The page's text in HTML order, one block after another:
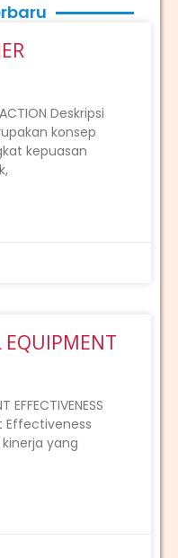
Deskripsi
konsep
kepuasan
EQUIPMENT
EFFECTIVENESS
Effectiveness
yang